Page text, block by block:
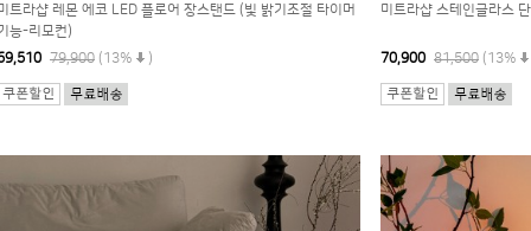
트라샵 레몬 에코 LED 플로어 장스탠드 (빛 밝기조절 타이머
능-리모컨)
79,900 (13% )
미트라샵 스테인글라스
70,900 81,500 (13%